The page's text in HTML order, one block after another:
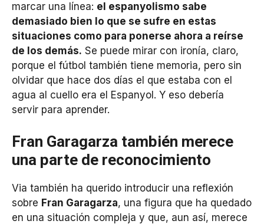
marcar una línea: el espanyolismo sabe
demasiado bien lo que se sufre en estas
situaciones como para ponerse ahora a reírse
de los demás. Se puede mirar con ironía, claro,
porque el fútbol también tiene memoria, pero sin
olvidar que hace dos días el que estaba con el
agua al cuello era el Espanyol. Y eso debería
servir para aprender.
Fran Garagarza también merece
una parte de reconocimiento
Via también ha querido introducir una reflexión
sobre Fran Garagarza, una figura que ha quedado
en una situación compleja y que, aun así, merece